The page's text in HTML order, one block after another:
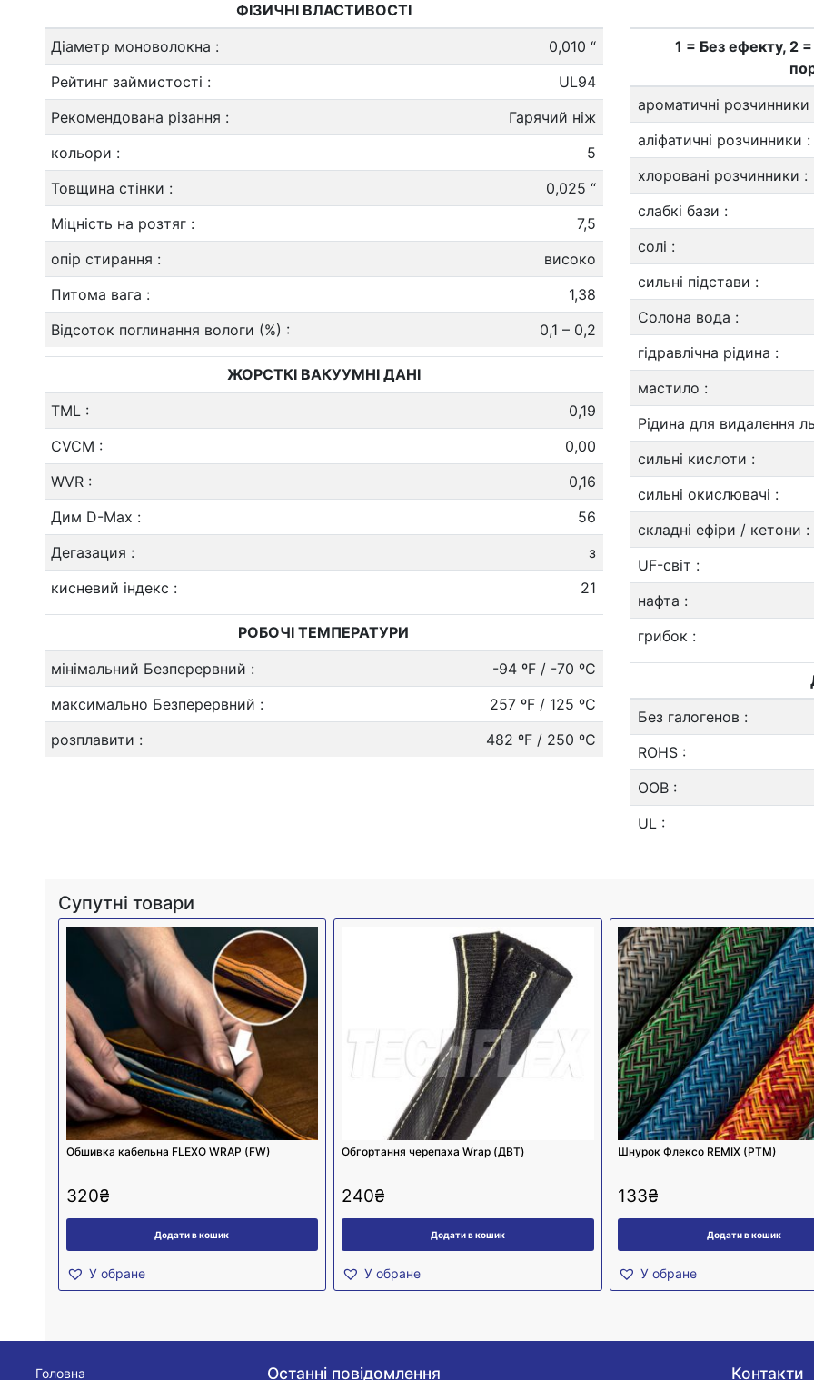
ФІЗИЧНІ ВЛАСТИВОСТІ
Діаметр моноволокна :
0,010 “
Рейтинг займистості :
UL94
Рекомендована різання :
Гарячий ніж
кольори :
5
Товщина стінки :
0,025 “
Міцність на розтяг :
7,5
опір стирання :
високо
Питома вага :
1,38
Відсоток поглинання вологи (%) : 0,1 – 0,2
ЖОРСТКІ ВАКУУМНІ ДАНІ
TML :
0,19
CVCM :
0,00
WVR :
0,16
Дим D-Max :
56
Дегазация :
з
кисневий індекс : 21
РОБОЧІ ТЕМПЕРАТУРИ
мінімальний Безперервний :
-94 ºF / -70 ºC
максимально Безперервний :
257 ºF / 125 ºC
розплавити : 482 ºF / 250 ºC
1 = Без ефекту, 2
ароматичні розчинники
аліфатичні розчинники :
хлоровані розчинники :
слабкі бази :
солі :
сильні підстави :
Солона вода :
гідравлічна рідина :
мастило :
Рідина для видалення
сильні кислоти :
сильні окислювачі :
складні ефіри / кетони :
UF-світ :
нафта :
грибок :
Без галогенов:
ROHS:
ООВ:
UL:
Супутні товари
Обшивка кабельна FLEXO WRAP (FW)
320₴
Додати в кошик
У обране
Обгортання черепаха Wrap (ДВТ)
240₴
Додати в кошик
У обране
Шнурок Флексо REMIX (PTM)
133₴
Додати в кошик
У обране
Головна Останні повідомлення Контакти